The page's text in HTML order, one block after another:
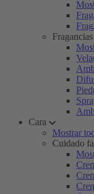
Cara
Mostrar
Cuidado